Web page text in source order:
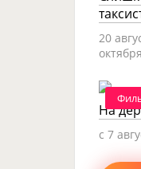
20
На
c 7